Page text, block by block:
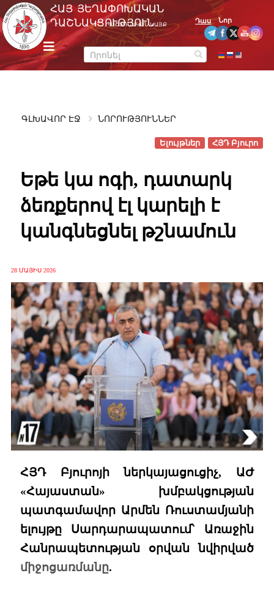
Skip
to
content
m
e
n
u
ՀԱՅ ՅԵՂԱՓՈԽԱԿԱՆ
ԴԱՇՆԱԿՑՈՒԹՅՈՒՆ
ՊԱՇՏՈՆԱԿԱՆ ԿԱՅՔ
Դաս Նոր
ԳԼԽԱՎՈՐ ԷՋ ՆՈՐՈՒԹՅՈՒՆՆԵՐ
ՀՅԴ Բյուրո
Ելույթներ
Եթե կա ոգի, դատարկ
ձեռքերով էլ կարելի է
կանգնեցնել թշնամուն
28 ՄԱՅԻՍ 2026
ՀՅԴ Բյուրոյի ներկայացուցիչ, ԱԺ
«Հայաստան» խմբակցության
պատգամավոր Արմեն Ռուստամյանի
ելույթը Սարդարապատում՝ Առաջին
Հանրապետության օրվան նվիրված
միջոցառմանը.